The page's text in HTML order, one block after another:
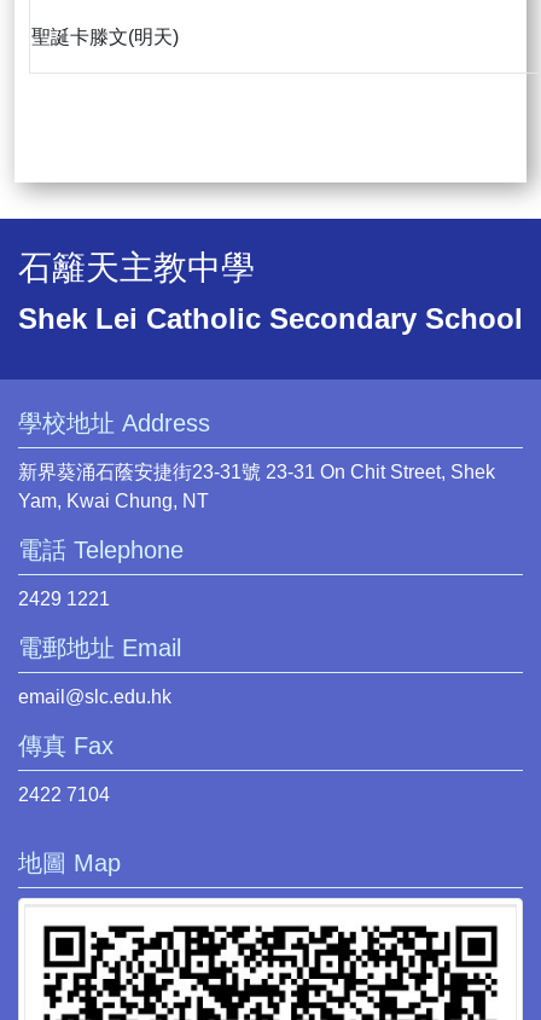
聖誕卡滕文(明天)
石籬天主教中學
Shek Lei Catholic Secondary School
學校地址 Address
新界葵涌石蔭安捷街23-31號 23-31 On Chit Street, Shek
Yam, Kwai Chung, NT
電話 Telephone
2429 1221
電郵地址 Email
email@slc.edu.hk
傳真 Fax
2422 7104
地圖 Map